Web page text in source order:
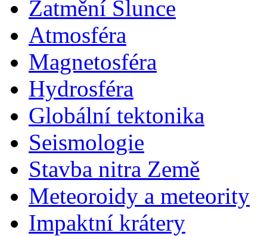
Zatmění Slunce
Atmosféra
Magnetosféra
Hydrosféra
Globální tektonika
Seismologie
Stavba nitra Země
Meteoroidy a meteority
Impaktní krátery